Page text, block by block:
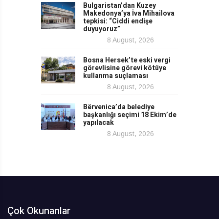
Bulgaristan’dan Kuzey
Makedonya’ya İva Mihailova
tepkisi: “Ciddi endişe
duyuyoruz”
8 August, 2026
Bosna Hersek’te eski vergi
görevlisine görevi kötüye
kullanma suçlaması
8 August, 2026
Bërvenica’da belediye
başkanlığı seçimi 18 Ekim’de
yapılacak
8 August, 2026
Çok Okunanlar